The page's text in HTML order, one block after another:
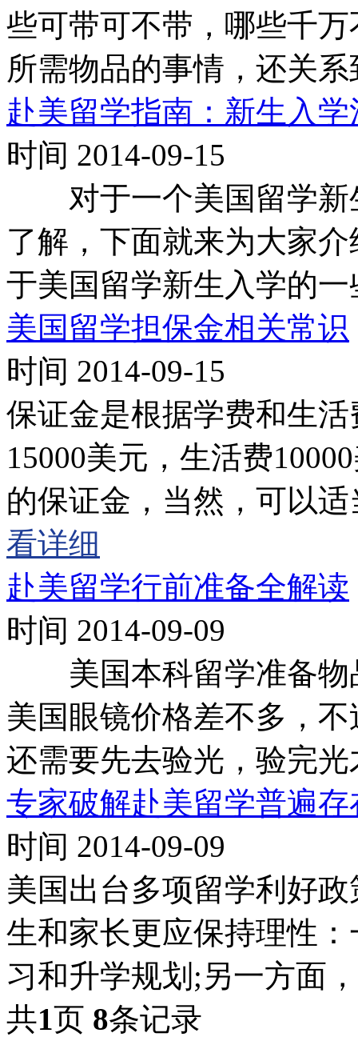
些可带可不带，哪些千
所需物品的事情，还关
赴美留学指南：新生入
时间 2014-09-15
对于一个美国留学新
了解，下面就来为大家
于美国留学新生入学的
美国留学担保金相关常识
时间 2014-09-15
保证金是根据学费和生
15000美元，生活费
的保证金，当然，可以
看详细
赴美留学行前准备全解读
时间 2014-09-09
美国本科留学准备物
美国眼镜价格差不多，
还需要先去验光，验完
专家破解赴美留学普遍
时间 2014-09-09
美国出台多项留学利好
生和家长更应保持理性
习和升学规划;另一方面
共1页 8条记录